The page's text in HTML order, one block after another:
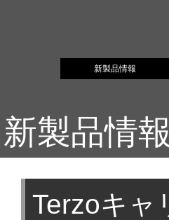
新製品情報
新製品情報
Terzoキャ